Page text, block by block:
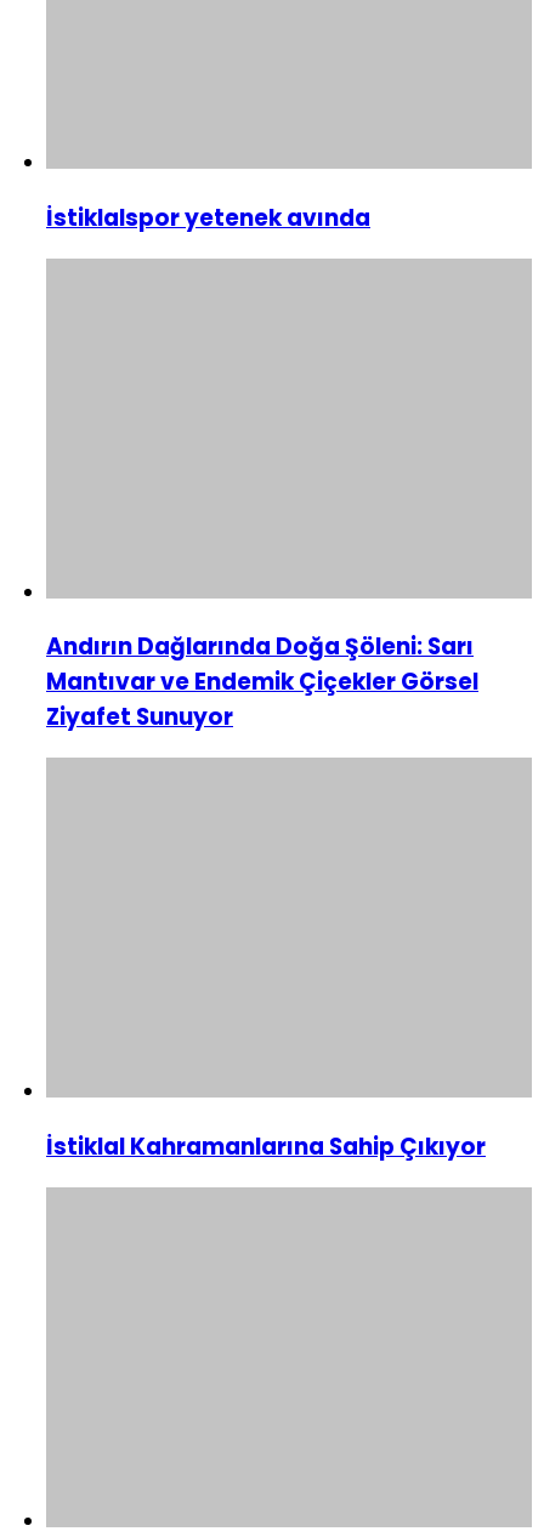
İstiklalspor yetenek avında
Andırın Dağlarında Doğa Şöleni: Sarı
Mantıvar ve Endemik Çiçekler Görsel
Ziyafet Sunuyor
İstiklal Kahramanlarına Sahip Çıkıyor